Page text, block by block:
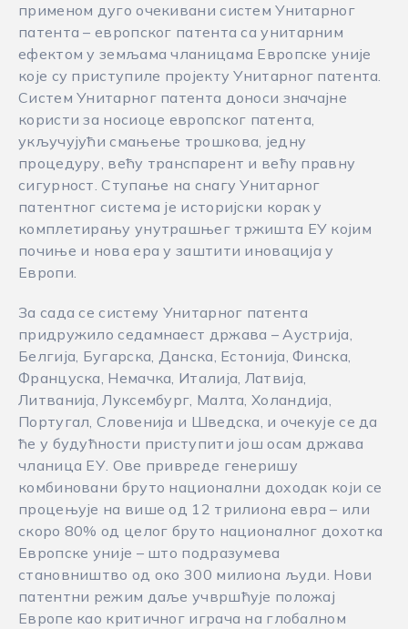
применом дуго очекивани систем Унитарног
патента – европског патента са унитарним
ефектом у земљама чланицама Европске уније
које су приступиле пројекту Унитарног патента.
Систем Унитарног патента доноси значајне
користи за носиоце европског патента,
укључујући смањење трошкова, једну
процедуру, већу транспарент и већу правну
сигурност. Ступање на снагу Унитарног
патентног система је историјски корак у
комплетирању унутрашњег тржишта ЕУ којим
почиње и нова ера у заштити иновација у
Европи.
За сада се систему Унитарног патента
придружило седамнаест држава – Аустрија,
Белгија, Бугарска, Данска, Естонија, Финска,
Француска, Немачка, Италија, Латвија,
Литванија, Луксембург, Малта, Холандија,
Португал, Словенија и Шведска, и очекује се да
ће у будућности приступити још осам држава
чланица ЕУ. Ове привреде генеришу
комбиновани бруто национални доходак који се
процењује на више од 12 трилиона евра – или
скоро 80% од целог бруто националног дохотка
Европске уније – што подразумева
становништво од око 300 милиона људи. Нови
патентни режим даље учвршћује положај
Европе као критичног играча на глобалном